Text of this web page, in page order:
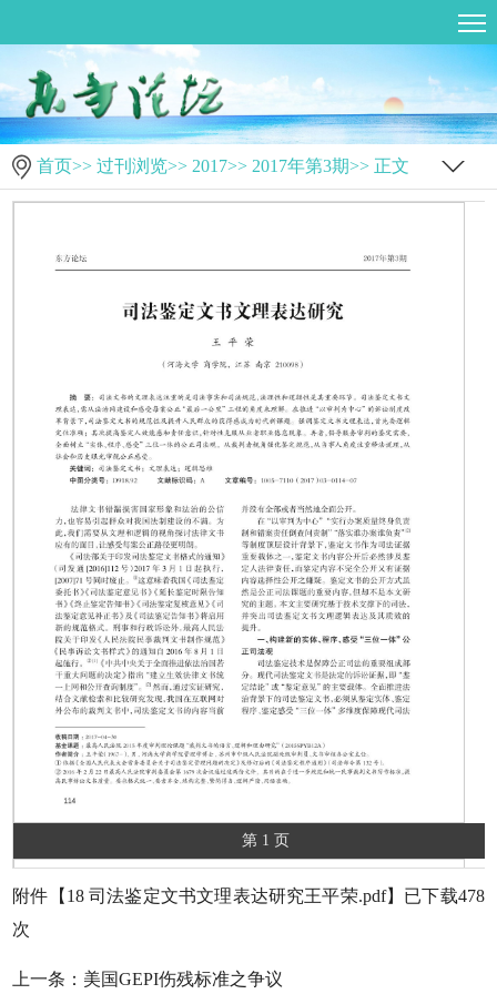
首页>> 过刊浏览>> 2017>> 2017年第3期>> 正文
第 1 页
附件【 18 司法鉴定文书文理表达研究王平荣.pdf】已下载478
次
上一条： 美国GEPI伤残标准之争议